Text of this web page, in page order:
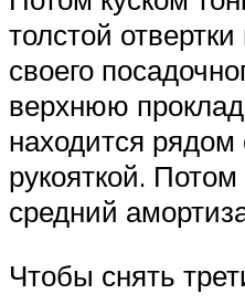
толстой
своего
верхнюю
находится рядом
рукояткой.
средний
Чтобы снять